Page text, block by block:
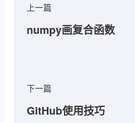
上一篇
numpy画复合函数
下一篇
GitHub使用技巧